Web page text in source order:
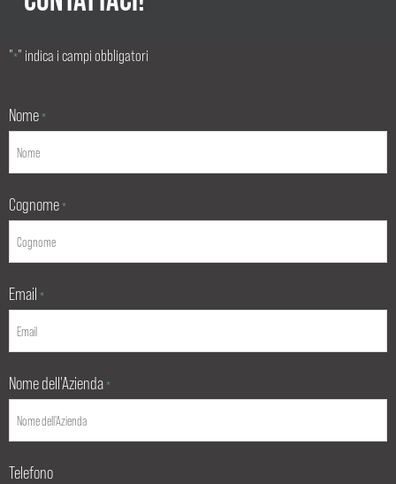
"*" indica i campi obbligatori
Nome *
Cognome *
Email *
Nome dell'Azienda *
Telefono